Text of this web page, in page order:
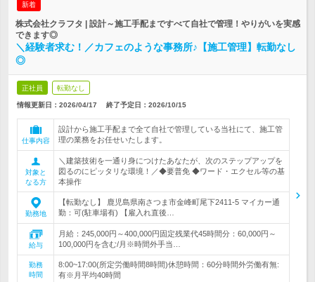
新着
株式会社クラフタ | 設計～施工手配まですべて自社で管理！やりがいを実感
できます◎
＼経験者求む！／カフェのような事務所♪【施工管理】転勤なし
◎
正社員 転勤なし
情報更新日：2026/04/17 終了予定日： 2026/10/15
仕事内容
設計から施工手配まで全て自社で管理している当社にて、施工管
理の業務をお任せいたします。
対象と
なる方
＼建築技術を一通り身につけたあなたが、次のステップアップを
図るのにピッタリな環境！／◆要普免 ◆ワード・エクセル等の基
本操作
勤務地
【転勤なし】 鹿児島県南さつま市金峰町尾下2411-5 マイカー通
勤：可(駐車場有) 【雇入れ直後…
給与
月給：245,000円～400,000円固定残業代45時間分：60,000円～
100,000円を含む/月※時間外手当…
勤務
時間
8:00~17:00(所定労働時間8時間)休憩時間：60分時間外労働有無:
有※月平均40時間